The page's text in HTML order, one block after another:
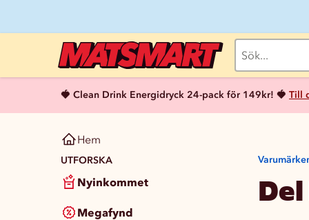
🍓 Clean Drink Energidryck 24-pack för 149kr! 🍓 Till
Hem
UTFORSKA
Nyinkommet
Megafynd